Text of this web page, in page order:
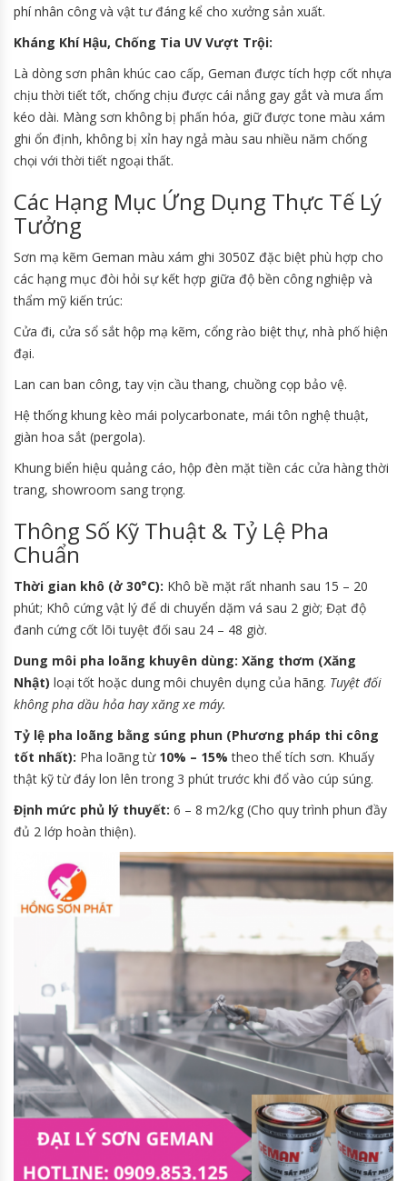
phí nhân công và vật tư đáng kể cho xưởng sản xuất.
Kháng Khí Hậu, Chống Tia UV Vượt Trội:
Là dòng sơn phân khúc cao cấp, Geman được tích hợp cốt nhựa
chịu thời tiết tốt, chống chịu được cái nắng gay gắt và mưa ẩm
kéo dài. Màng sơn không bị phấn hóa, giữ được tone màu xám
ghi ổn định, không bị xỉn hay ngả màu sau nhiều năm chống
chọi với thời tiết ngoại thất.
Các Hạng Mục Ứng Dụng Thực Tế Lý
Tưởng
Sơn mạ kẽm Geman màu xám ghi 3050Z đặc biệt phù hợp cho
các hạng mục đòi hỏi sự kết hợp giữa độ bền công nghiệp và
thẩm mỹ kiến trúc:
Cửa đi, cửa sổ sắt hộp mạ kẽm, cổng rào biệt thự, nhà phố hiện
đại.
Lan can ban công, tay vịn cầu thang, chuồng cọp bảo vệ.
Hệ thống khung kèo mái polycarbonate, mái tôn nghệ thuật,
giàn hoa sắt (pergola).
Khung biển hiệu quảng cáo, hộp đèn mặt tiền các cửa hàng thời
trang, showroom sang trọng.
Thông Số Kỹ Thuật & Tỷ Lệ Pha
Chuẩn
Thời gian khô (ở 30°C): Khô bề mặt rất nhanh sau 15 – 20
phút; Khô cứng vật lý để di chuyển dặm vá sau 2 giờ; Đạt độ
đanh cứng cốt lõi tuyệt đối sau 24 – 48 giờ.
Dung môi pha loãng khuyên dùng: Xăng thơm (Xăng
Nhật) loại tốt hoặc dung môi chuyên dụng của hãng. Tuyệt đối
không pha dầu hỏa hay xăng xe máy.
Tỷ lệ pha loãng bằng súng phun (Phương pháp thi công
tốt nhất): Pha loãng từ 10% – 15% theo thể tích sơn. Khuấy
thật kỹ từ đáy lon lên trong 3 phút trước khi đổ vào cúp súng.
Định mức phủ lý thuyết: 6 – 8 m2/kg (Cho quy trình phun đầy
đủ 2 lớp hoàn thiện).